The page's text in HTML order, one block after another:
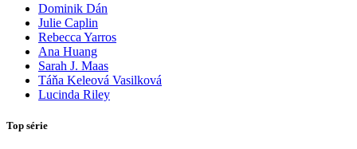
Dominik Dán
Julie Caplin
Rebecca Yarros
Ana Huang
Sarah J. Maas
Táňa Keleová Vasilková
Lucinda Riley
Top série